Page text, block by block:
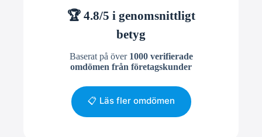
🏆 4.8/5 i genomsnittligt
betyg
Baserat på över 1000 verifierade
omdömen från företagskunder
📋 Läs fler omdömen